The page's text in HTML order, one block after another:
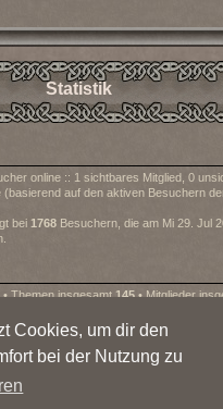
Cookies, um dir den
bei der Nutzung zu
Statistik
online :: 1 sichtbares Mitglied, 0
(basierend auf den aktiven Besuchern
bei 1768 Besuchern, die am Mi 29. Jul
• Themen insgesamt145• Mitglieder
Alle
Kontakt